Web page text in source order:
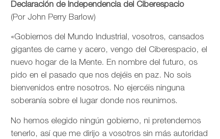
Declaración de Independencia del Ciberespacio
(Por John Perry Barlow)
«Gobiernos del Mundo Industrial, vosotros, cansados
gigantes de carne y acero, vengo del Ciberespacio, el
nuevo hogar de la Mente. En nombre del futuro, os
pido en el pasado que nos dejéis en paz. No sois
bienvenidos entre nosotros. No ejercéis ninguna
soberanía sobre el lugar donde nos reunimos.
No hemos elegido ningún gobierno, ni pretendemos
tenerlo, así que me dirijo a vosotros sin más autoridad